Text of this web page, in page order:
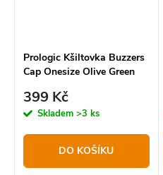
Prologic Kšiltovka Buzzers
Cap Onesize Olive Green
399 Kč
Skladem >3 ks
DO KOŠÍKU